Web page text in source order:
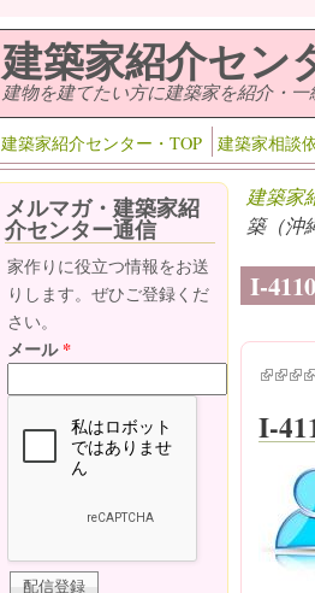
建築家紹介セン
建物を建てたい方に建築家を紹介・
建築家紹介センター・TOP 建築家相談
建築家
築（沖
I-
(link is
(link
I-
メルマガ・建築家紹
介センター通信
家作りに役立つ情報をお送
りします。ぜひご登録くだ
さい。
メール*